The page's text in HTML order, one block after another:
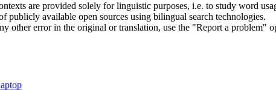
are provided solely for linguistic purposes, i.e. to study word
publicly available open sources using bilingual search technologies.
other error in the original or translation, use the "Report a problem"